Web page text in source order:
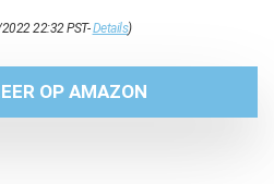
22:32 PST-Details)
OP AMAZON